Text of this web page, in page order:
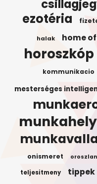
ezotéria
halak home
horoszkóp
kommunikacio
mesterséges
munkahely
onismeret oroszlan
teljesitmeny tippek